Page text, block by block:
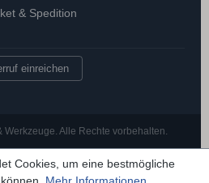
& Spedition
einreichen
Alle Rechte vorbehalten.
Cookies, um eine bestmögliche